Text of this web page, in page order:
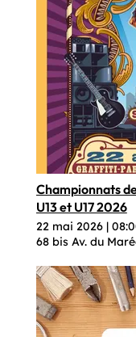
Championnats
U13 et U17 2026
22 mai 2026|
68 bis Av. du